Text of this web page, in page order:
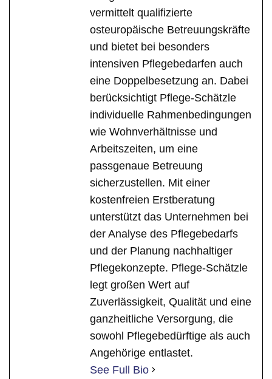
vermittelt qualifizierte
osteuropäische Betreuungskräfte
und bietet bei besonders
intensiven Pflegebedarfen auch
eine Doppelbesetzung an. Dabei
berücksichtigt Pflege-Schätzle
individuelle Rahmenbedingungen
wie Wohnverhältnisse und
Arbeitszeiten, um eine
passgenaue Betreuung
sicherzustellen. Mit einer
kostenfreien Erstberatung
unterstützt das Unternehmen bei
der Analyse des Pflegebedarfs
und der Planung nachhaltiger
Pflegekonzepte. Pflege-Schätzle
legt großen Wert auf
Zuverlässigkeit, Qualität und eine
ganzheitliche Versorgung, die
sowohl Pflegebedürftige als auch
Angehörige entlastet.
See Full Bio